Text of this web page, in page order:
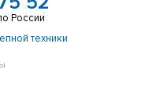
России
техники